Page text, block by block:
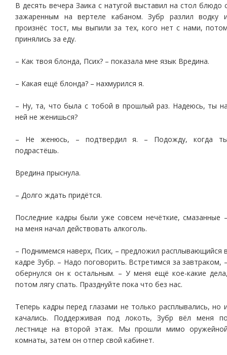
В десять вечера Заика с натугой выставил на стол блюдо
зажаренным на вертеле кабаном. Зубр разлил водку
произнёс тост, мы выпили за тех, кого нет с нами,
принялись за еду.
– Как твоя блонда, Псих? – показала мне язык Вредина.
– Какая ещё блонда? – нахмурился я.
– Ну, та, что была с тобой в прошлый раз. Надеюсь, ты
ней не женишься?
– Не женюсь, – подтвердил я. – Подожду, когда
подрастёшь.
Вредина прыснула.
– Долго ждать придётся.
Последние кадры были уже совсем нечёткие, смазанные
на меня начал действовать алкоголь.
– Поднимемся наверх, Псих, – предложил расплывающийся
кадре Зубр. – Надо поговорить. Встретимся за завтраком,
обернулся он к остальным. – У меня ещё кое-какие
потом лягу спать. Празднуйте пока что без нас.
Теперь кадры перед глазами не только расплывались, но
качались. Поддерживая под локоть, Зубр вёл меня
лестнице на второй этаж. Мы прошли мимо
комнаты, затем он отпер свой кабинет.